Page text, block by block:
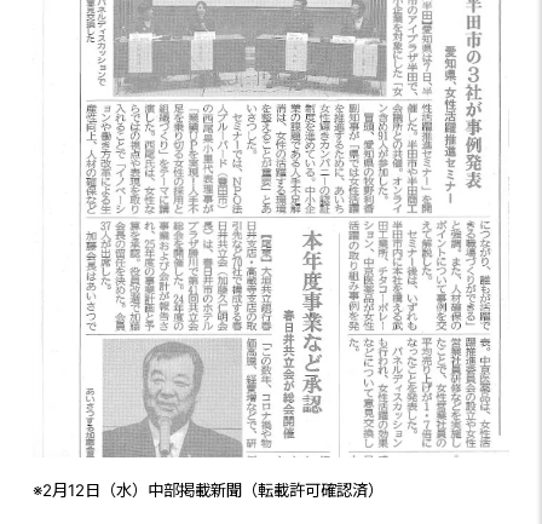
※2月12日（水）中部掲載新聞（転載許可確認済）